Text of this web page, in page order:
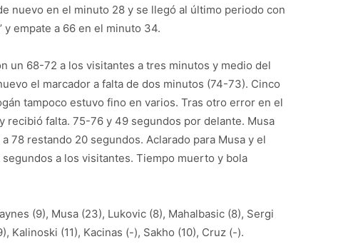
nuevo en el minuto 28 y se llegó al último periodo con
y empate a 66 en el minuto 34.
un 68-72 a los visitantes a tres minutos y medio del
el marcador a falta de dos minutos (74-73). Cinco
tampoco estuvo fino en varios. Tras otro error en el
recibió falta. 75-76 y 49 segundos por delante. Musa
78 restando 20 segundos. Aclarado para Musa y el
a los visitantes. Tiempo muerto y bola
(9), Musa (23), Lukovic (8), Mahalbasic (8), Sergi
Kalinoski (11), Kacinas (-), Sakho (10), Cruz (-).